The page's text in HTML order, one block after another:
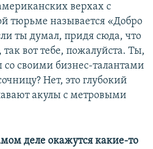
верхах с
тюрьме называется «Добро
ты думал, придя сюда, что
так вот тебе, пожалуйста. Ты,
своими бизнес-талантами
Нет, это глубокий
акулы с метровыми
деле окажутся какие-то